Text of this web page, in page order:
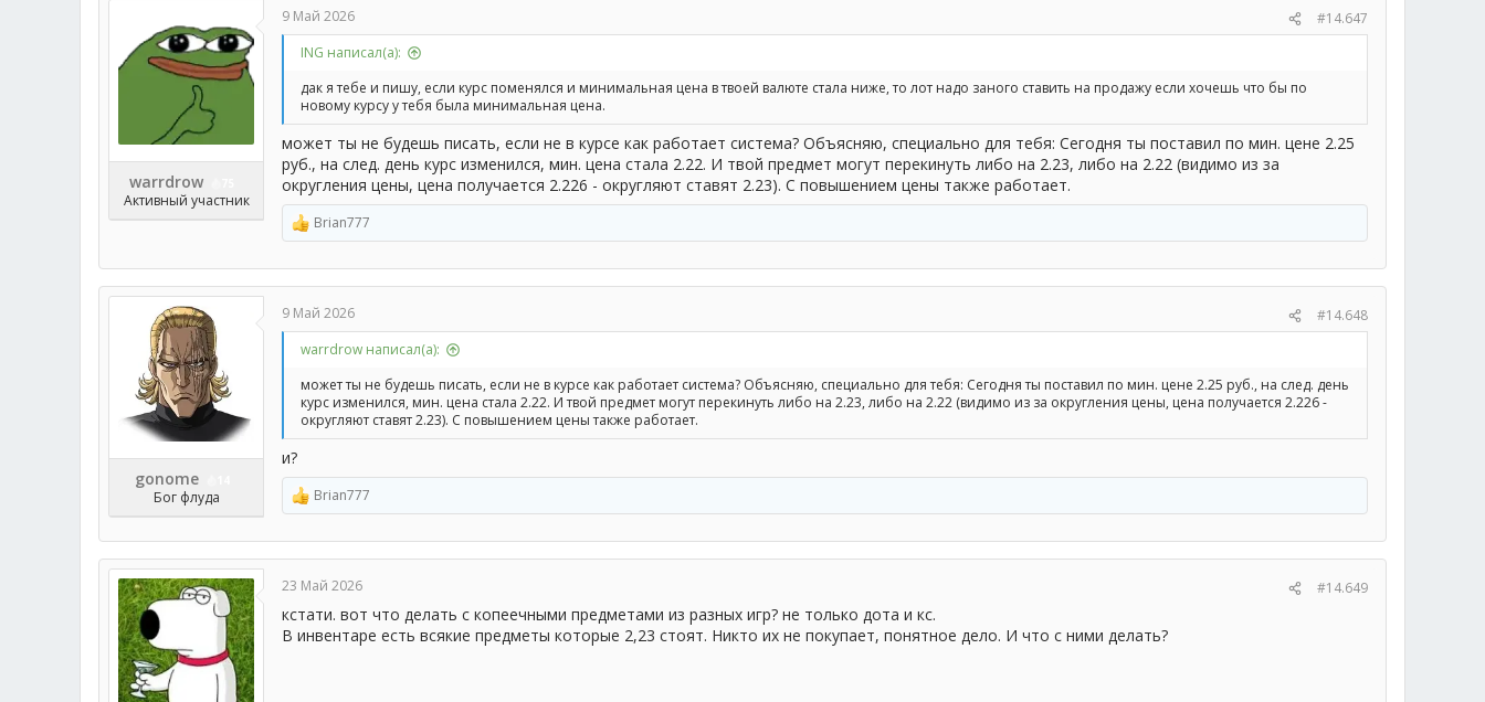
и
и
warrdrow
Активный участник
9 Май 2026
#14.647
ING написал(а):
дак я тебе и пишу, если курс поменялся и минимальная цена в твоей валюте стала ниже, то лот надо заного ставить на продажу если хочешь что бы по
новому курсу у тебя была минимальная цена.
может ты не будешь писать, если не в курсе как работает система? Объясняю, специально для тебя: Сегодня ты поставил по мин. цене 2.25
руб., на след. день курс изменился, мин. цена стала 2.22. И твой предмет могут перекинуть либо на 2.23, либо на 2.22 (видимо из за
округления цены, цена получается 2.226 - округляют ставят 2.23). С повышением цены также работает.
Р
е
а
к
и
и
Brian777
gonome
Бог флуда
9 Май 2026
#14.648
warrdrow написал(а):
может ты не будешь писать, если не в курсе как работает система? Объясняю, специально для тебя: Сегодня ты поставил по мин. цене 2.25 руб., на след. день
курс изменился, мин. цена стала 2.22. И твой предмет могут перекинуть либо на 2.23, либо на 2.22 (видимо из за округления цены, цена получается 2.226 -
округляют ставят 2.23). С повышением цены также работает.
и?
Р
е
а
к
и
и
:
Brian777
23 Май 2026 #14.649
кстати. вот что делать с копеечными предметами из разных игр? не только дота и кс.
В инвентаре есть всякие предметы которые 2,23 стоят. Никто их не покупает, понятное дело. И что с ними делать?